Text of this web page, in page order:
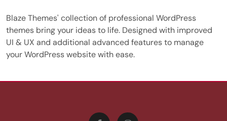
Blaze Themes' collection of professional WordPress
themes bring your ideas to life. Designed with improved
UI & UX and additional advanced features to manage
your WordPress website with ease.